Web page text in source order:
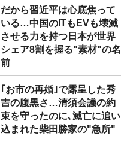
だから習近平は心底焦って
いる…中国のITもEVも壊滅
させる力を持つ日本が世界
シェア8割を握る"素材"の名
前
｢お市の再婚｣で露呈した秀
吉の腹黒さ…清須会議の約
束を守ったのに､滅亡に追い
込まれた柴田勝家の"急所"